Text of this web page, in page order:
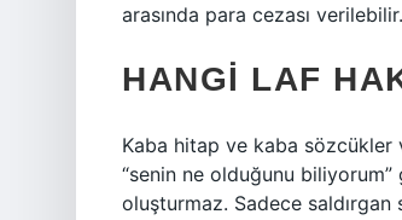
arasında para cezası verilebilir.
HANGI LAF
Kaba hitap ve kaba sözcükler
“senin ne olduğunu
oluşturmaz. Sadece